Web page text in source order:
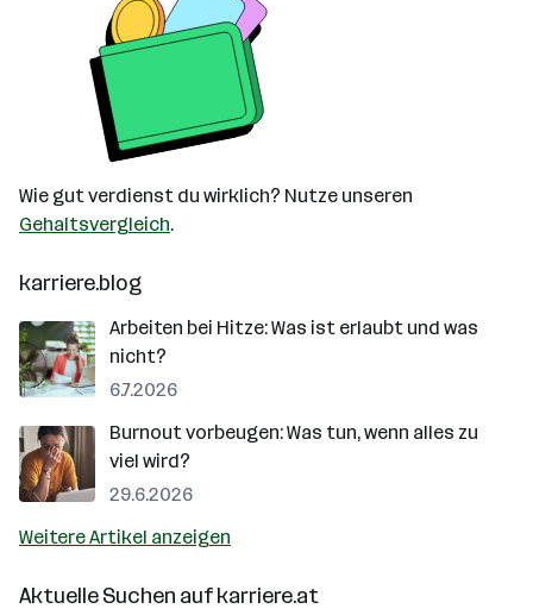
Wie gut verdienst du wirklich? Nutze unseren
Gehaltsvergleich.
karriere.blog
Arbeiten bei Hitze: Was ist erlaubt und was
nicht?
6.7.2026
Burnout vorbeugen: Was tun, wenn alles zu
viel wird?
29.6.2026
Weitere Artikel anzeigen
Aktuelle Suchen aufkarriere.at